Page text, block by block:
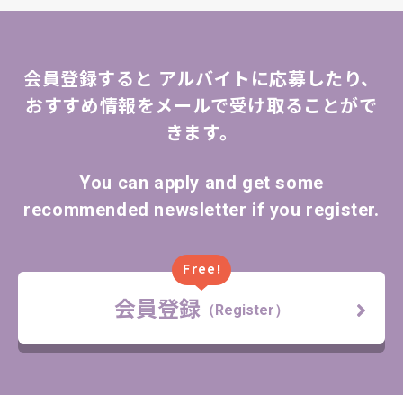
会員登録すると アルバイトに応募したり、
おすすめ情報をメールで受け取ることがで
きます。
You can apply and get some
recommended newsletter if you register.
Free!
会員登録 （Register）